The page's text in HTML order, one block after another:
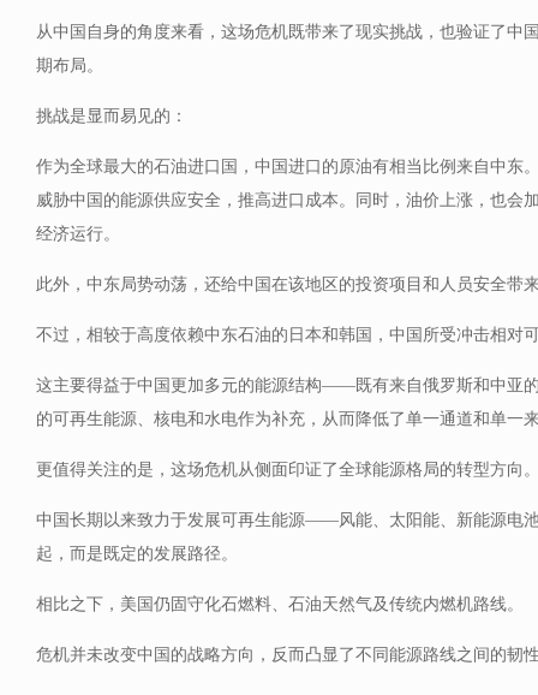
从中国自身的角度来看，这场危机既带来了现实挑战，也验证了中
期布局。
挑战是显而易见的：
作为全球最大的石油进口国，中国进口的原油有相当比例来自中东
威胁中国的能源供应安全，推高进口成本。同时，油价上涨，也会
经济运行。
此外，中东局势动荡，还给中国在该地区的投资项目和人员安全带
不过，相较于高度依赖中东石油的日本和韩国，中国所受冲击相对
这主要得益于中国更加多元的能源结构——既有来自俄罗斯和中亚
的可再生能源、核电和水电作为补充，从而降低了单一通道和单一
更值得关注的是，这场危机从侧面印证了全球能源格局的转型方向
中国长期以来致力于发展可再生能源——风能、太阳能、新能源电
起，而是既定的发展路径。
相比之下，美国仍固守化石燃料、石油天然气及传统内燃机路线。
危机并未改变中国的战略方向，反而凸显了不同能源路线之间的韧